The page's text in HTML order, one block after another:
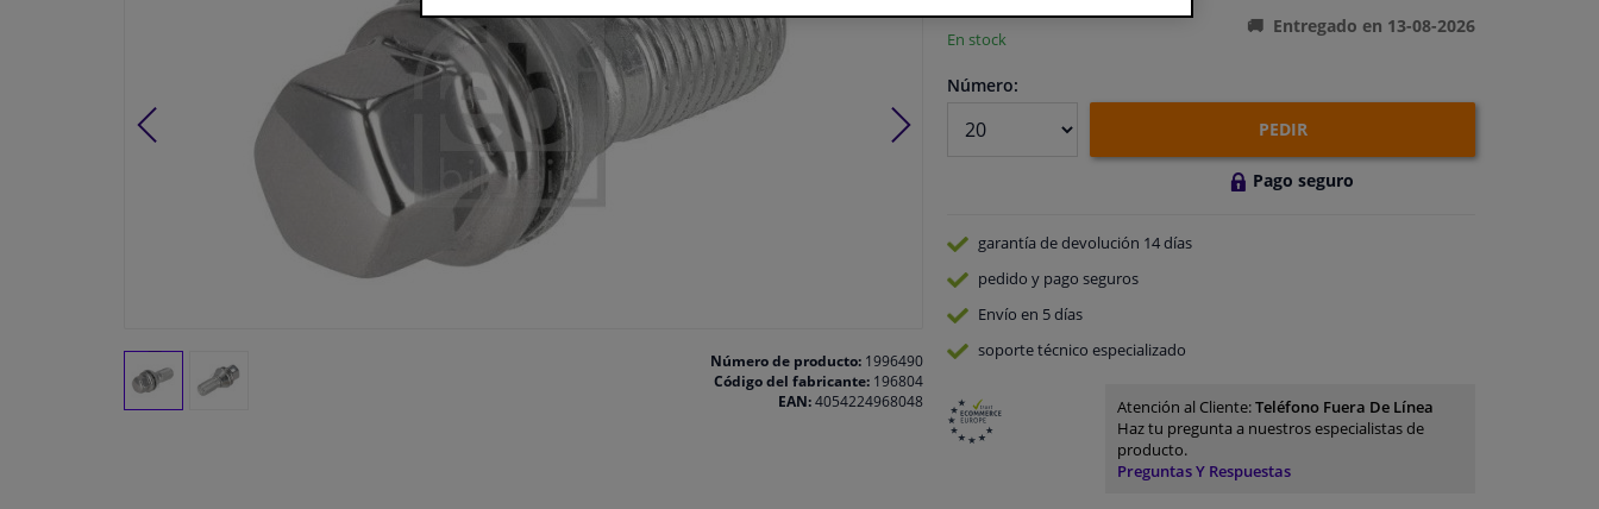
Número de producto:1996490
Código del fabricante:196804
EAN:4054224968048
En stock
Entregado en 13-08-2026
Número:
PEDIR
Pago seguro
garantía de devolución 14 días
pedido y pago seguros
Envío en 5 días
soporte técnico especializado
Atención al Cliente:Teléfono Fuera De Línea
Haz tu pregunta a nuestros especialistas de
producto.
Preguntas Y Respuestas